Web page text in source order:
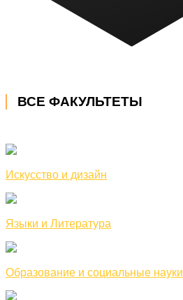
ВСЕ ФАКУЛЬТЕТЫ
Искусство и дизайн
Языки и Литература
Образование и социальные науки